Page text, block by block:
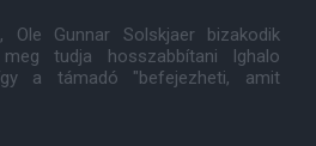
Ole Gunnar Solskjaer bizakodik
tudja hosszabbítani Ighalo
a támadó "befejezheti, amit